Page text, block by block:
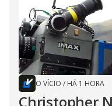
O VÍCIO / HÁ 1 HORA
Christopher